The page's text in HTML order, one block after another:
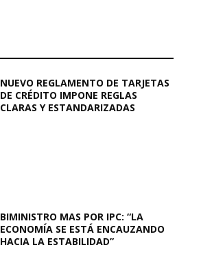
NUEVO REGLAMENTO DE TARJETAS
DE CRÉDITO IMPONE REGLAS
CLARAS Y ESTANDARIZADAS
BIMINISTRO MAS POR IPC: “LA
ECONOMÍA SE ESTÁ ENCAUZANDO
HACIA LA ESTABILIDAD”